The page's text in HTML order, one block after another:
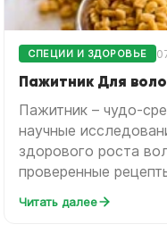
СПЕЦИИ И ЗДОРОВЬЕ
Пажитник Для
Пажитник – чудо-
научные
здорового роста
проверенные
Читать далее